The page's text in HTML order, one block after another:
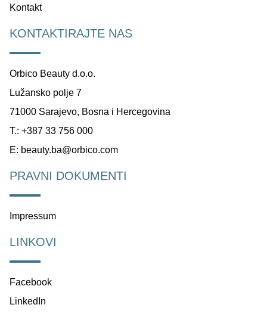
Kontakt
KONTAKTIRAJTE NAS
Orbico Beauty d.o.o.
Lužansko polje 7
71000 Sarajevo, Bosna i Hercegovina
T.: +387 33 756 000
E: beauty.ba@orbico.com
PRAVNI DOKUMENTI
Impressum
LINKOVI
Facebook
LinkedIn